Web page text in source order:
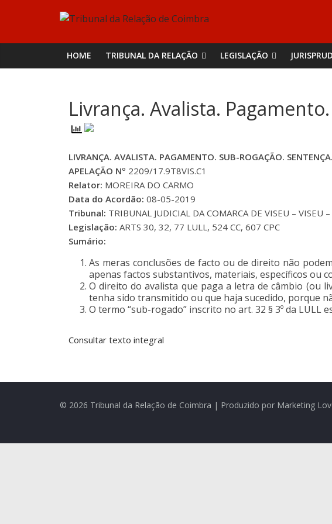
Tribunal
da
de
Coimbra
HOME TRIBUNAL DA RELAÇÃO LEGISLAÇÃO
Livrança. Avalista.
LIVRANÇA. AVALISTA. PAGAMENTO. SUB-ROGAÇÃO.
APELAÇÃO Nº 2209/17.9T8VIS.C1
Relator: MOREIRA DO CARMO
Data do Acordão: 08-05-2019
Tribunal: TRIBUNAL JUDICIAL DA COMARCA DE VISEU – VISEU
Legislação: ARTS 30, 32, 77 LULL, 524 CC, 607 CPC
Sumário:
As meras conclusões de facto ou de direito não
apenas factos substantivos, materiais, específicos ou
O direito do avalista que paga a letra de câmbio (ou
tenha sido transmitido ou que haja sucedido, porque
O termo “sub-rogado” inscrito no art. 32 § 3º da
Consultar texto integral
© 2026 Tribunal da Relação de Coimbra | Produzido por Marketing